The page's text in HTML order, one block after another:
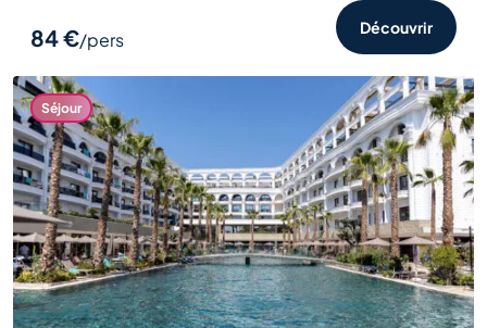
84 €/pers
Découvrir
Séjour